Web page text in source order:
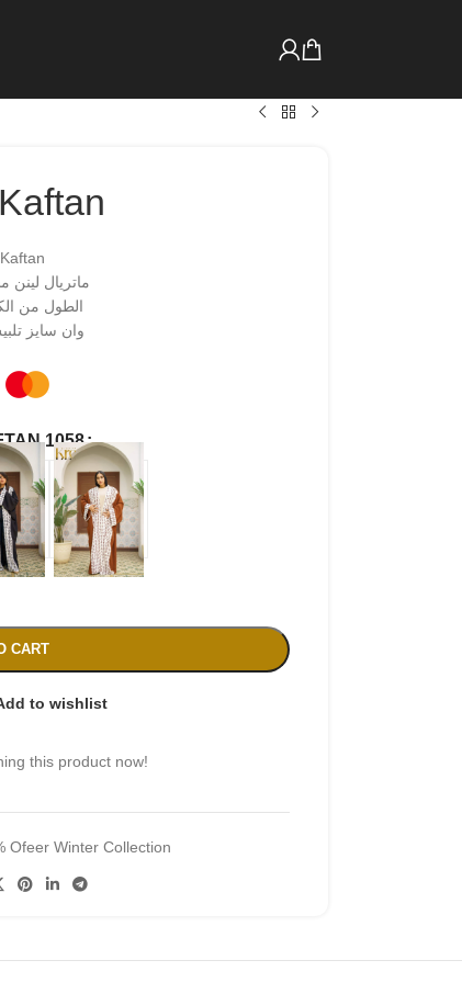
ماتريال لينن
الطول من الكتف
وان سايز
1058
CART
to wishlist
this product now!
Ofeer Winter Collection